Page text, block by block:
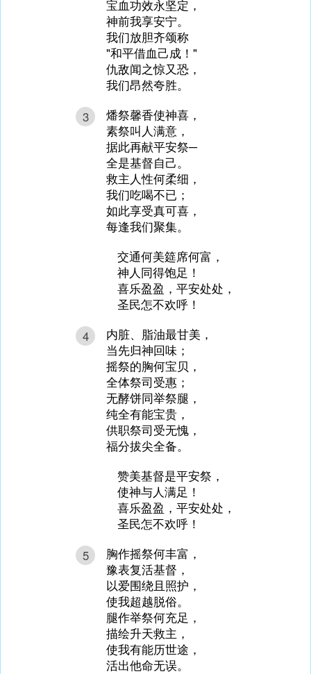
宝血功效永坚定，
神前我享安宁。
我们放胆齐颂称
"和平借血己成！"
仇敌闻之惊又恐，
我们昂然夸胜。
3
燔祭馨香使神喜，
素祭叫人满意，
据此再献平安祭─
全是基督自己。
救主人性何柔细，
我们吃喝不已；
如此享受真可喜，
每逢我们聚集。
交通何美筵席何富，
神人同得饱足！
喜乐盈盈，平安处处，
圣民怎不欢呼！
4
内脏、脂油最甘美，
当先归神回味；
摇祭的胸何宝贝，
全体祭司受惠；
无酵饼同举祭腿，
纯全有能宝贵，
供职祭司受无愧，
福分拔尖全备。
赞美基督是平安祭，
使神与人满足！
喜乐盈盈，平安处处，
圣民怎不欢呼！
5
胸作摇祭何丰富，
豫表复活基督，
以爱围绕且照护，
使我超越脱俗。
腿作举祭何充足，
描绘升天救主，
使我有能历世途，
活出他命无误。